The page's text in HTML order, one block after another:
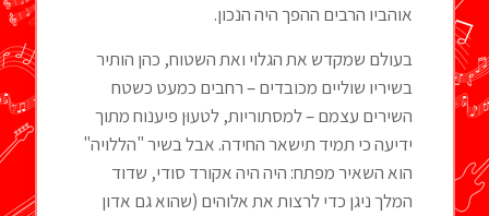
אוהביו הרבים ההפך היה הנכון.
בעולם שמקדש את הגלוי ואת השטוח, כהן הותיר
בשיריו שוליים מכובדים – רחבים כמעט כשטח
השירים עצמם – למסתוריות, לטעוּן פיענוח מתוך
ידיעה כי תמיד תישאר החידה. אבל בשיר "הללויה"
הוא השאיר מפתח: היה היה אקורד סודי, שדוד
המלך ניגן כדי לרצות את אלוהים (שהוא גם אדון